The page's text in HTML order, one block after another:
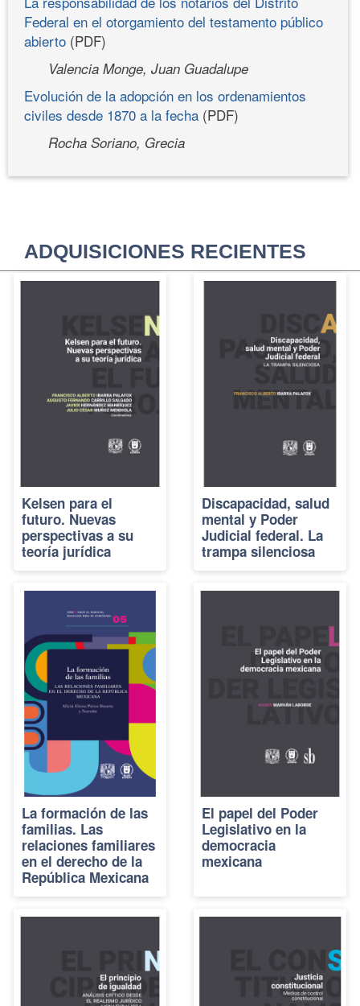
Federal en el otorgamiento del testamento público
abierto (PDF)
Valencia Monge, Juan Guadalupe
Evolución de la adopción en los ordenamientos
civiles desde 1870 a la fecha (PDF)
Rocha Soriano, Grecia
ADQUISICIONES RECIENTES
Kelsen para el
futuro. Nuevas
perspectivas a su
teoría jurídica
Discapacidad, salud
mental y Poder
Judicial federal. La
trampa silenciosa
La formación de las
familias. Las
relaciones familiares
en el derecho de la
República Mexicana
El papel del Poder
Legislativo en la
democracia
mexicana